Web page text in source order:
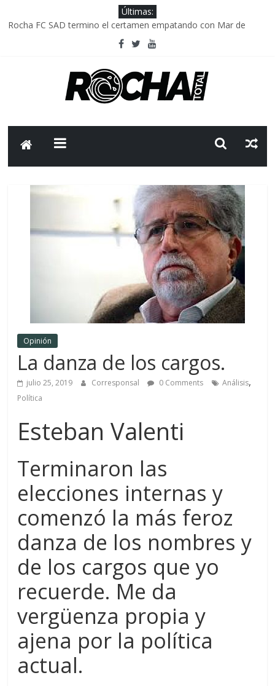
Últimas:
Rocha FC SAD termino el certamen empatando con Mar de
Delegación parlamentaria uruguaya llega a Israel; el Frente
Caso Charles Carrera: la causa que sobrevivió al paso del tiempo
Criminalidad en Uruguay: menos delitos,los homicidios son lo
Opinión
La danza de los cargos.
julio 25, 2019 Corresponsal 0 Comments Análisis,
Política
Esteban Valenti
Terminaron las
elecciones internas y
comenzó la más feroz
danza de los nombres y
de los cargos que yo
recuerde. Me da
vergüenza propia y
ajena por la política
actual.